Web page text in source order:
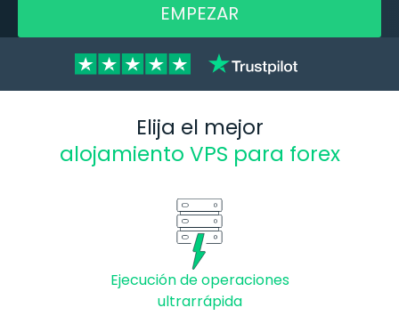
EMPEZAR
Elija el mejor
alojamiento VPS para forex
Ejecución de operaciones
ultrarrápida